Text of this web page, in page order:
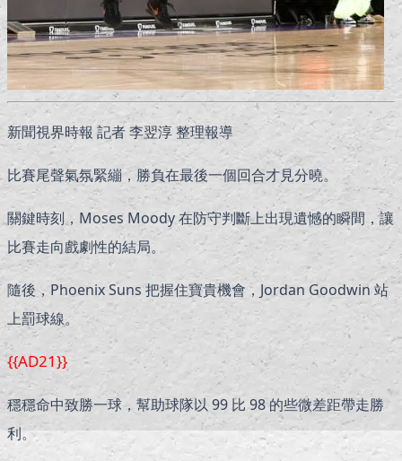
新聞視界時報 記者 李翌淳 整理報導
比賽尾聲氣氛緊繃，勝負在最後一個回合才見分曉。
關鍵時刻，Moses Moody 在防守判斷上出現遺憾的瞬間，讓
比賽走向戲劇性的結局。
隨後，Phoenix Suns 把握住寶貴機會，Jordan Goodwin 站
上罰球線。
{{AD21}}
穩穩命中致勝一球，幫助球隊以 99 比 98 的些微差距帶走勝
利。